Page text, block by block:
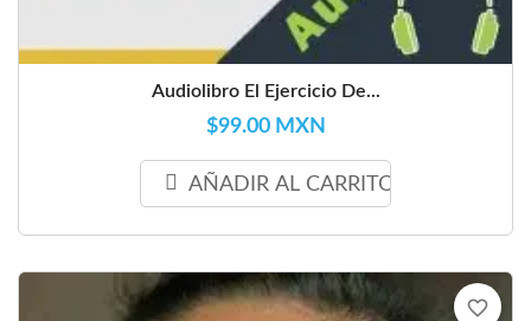
Audiolibro El Ejercicio De...
$99.00 MXN
AÑADIR AL CARRITO
favorite_border